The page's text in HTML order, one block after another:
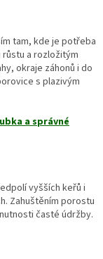
tam, kde je potřeba
a rozložitým
okraje záhonů i do
s plazivým
a správné
vyšších keřů i
Zahuštěním porostu
časté údržby.